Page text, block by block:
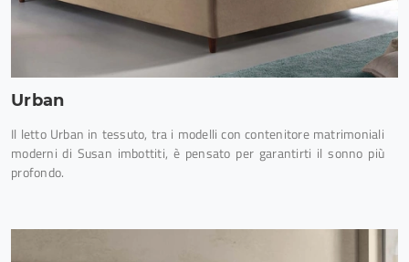
Urban
Il letto Urban in tessuto, tra i modelli con contenitore matrimoniali
moderni di Susan imbottiti, è pensato per garantirti il sonno più
profondo.